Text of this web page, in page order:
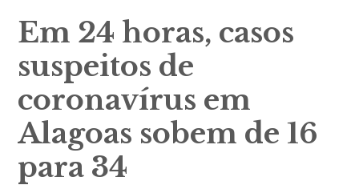
Em 24 horas, casos
suspeitos de
coronavírus em
Alagoas sobem de 16
para 34